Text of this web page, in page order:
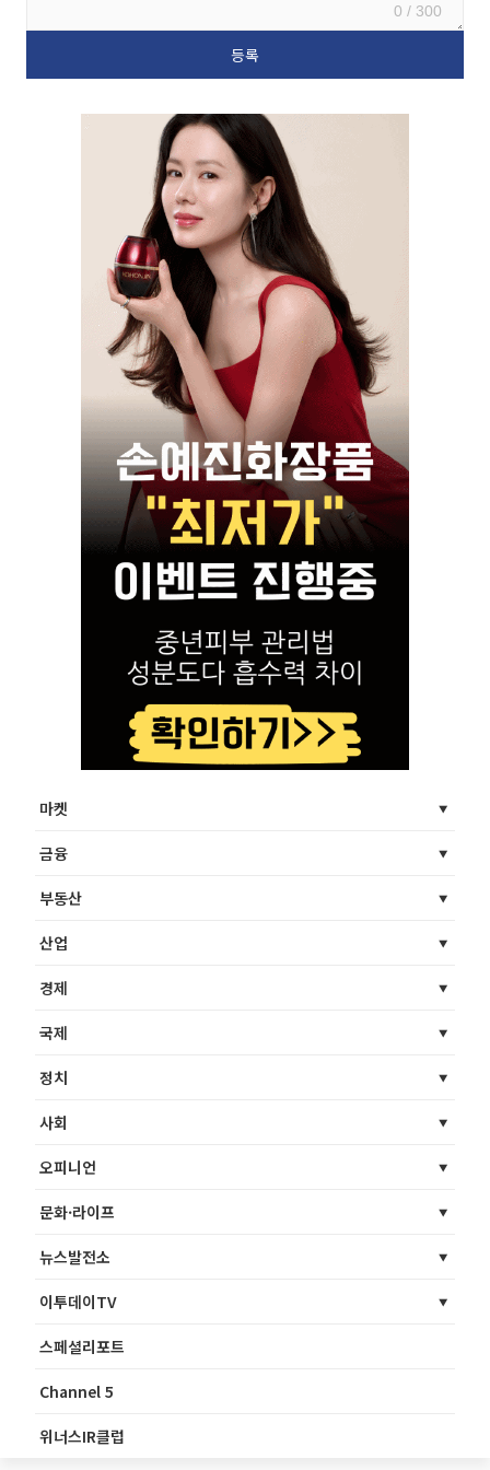
0 / 300
마켓
금융
부동산
산업
경제
국제
정치
사회
오피니언
문화·라이프
뉴스발전소
이투데이TV
스페셜리포트
Channel 5
위너스IR클럽